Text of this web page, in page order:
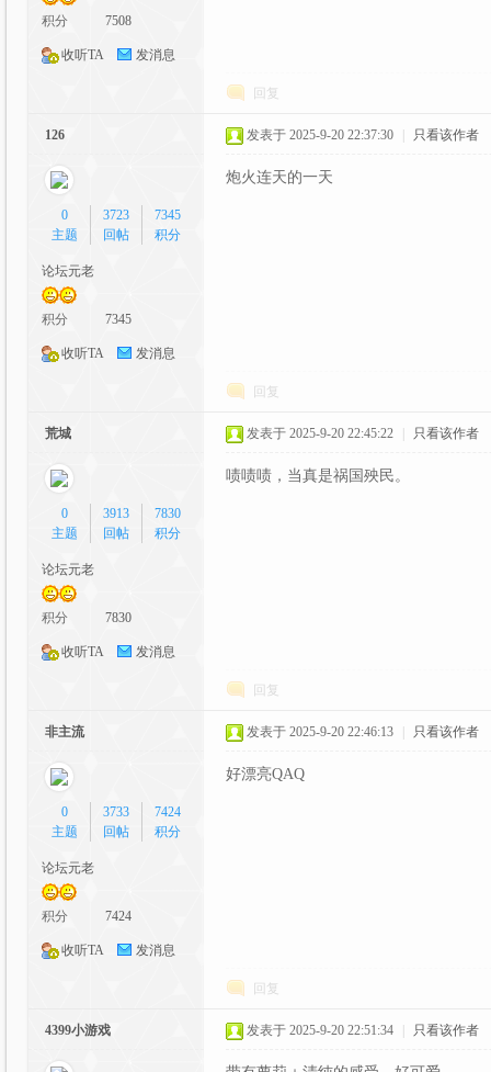
C
动
积分 7508
收听TA 发消息
回复
126
0
主题
3723
回帖
7345
积分
论坛元老
积分 7345
收听TA 发消息
发表于 2025-9-20 22:37:30 只看该作者
炮火连天的一天
回复
荒城
0
主题
3913
回帖
7830
积分
论坛元老
积分 7830
收听TA 发消息
发表于 2025-9-20 22:45:22 只看该作者
啧啧啧，当真是祸国殃民。
回复
非主流
0
主题
3733
回帖
7424
积分
论坛元老
积分 7424
收听TA 发消息
发表于 2025-9-20 22:46:13 只看该作者
好漂亮QAQ
回复
4399小游戏 发表于 2025-9-20 22:51:34 只看该作者